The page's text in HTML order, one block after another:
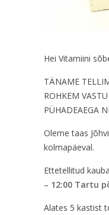
Hei Vitamiini
TÄNAME
ROHKEM
PÜHADEAEGA
Oleme taas
kolmapäeval.
Ettetellitud
– 12:00 Tartu
Alates 5 kastist